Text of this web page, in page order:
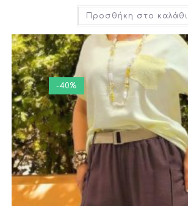
Προσθήκη στο καλάθι
-40%